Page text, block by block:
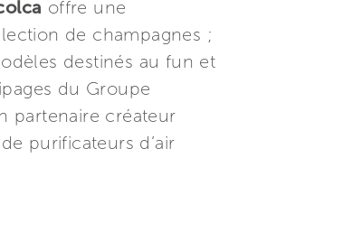
offre une
de champagnes ;
destinés au fun et
du Groupe
partenaire créateur
purificateurs d’air